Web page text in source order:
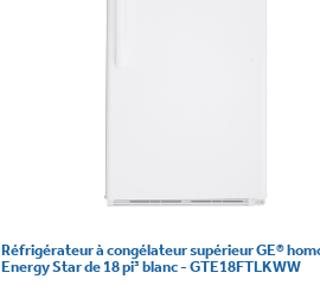
Réfrigérateur à congélateur supérieur GE®
Energy Star de 18 pi³ blanc - GTE18FTLKWW